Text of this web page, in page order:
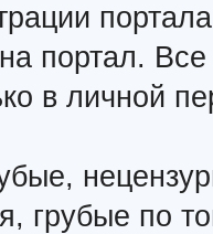
портал.
в личной
грубые по